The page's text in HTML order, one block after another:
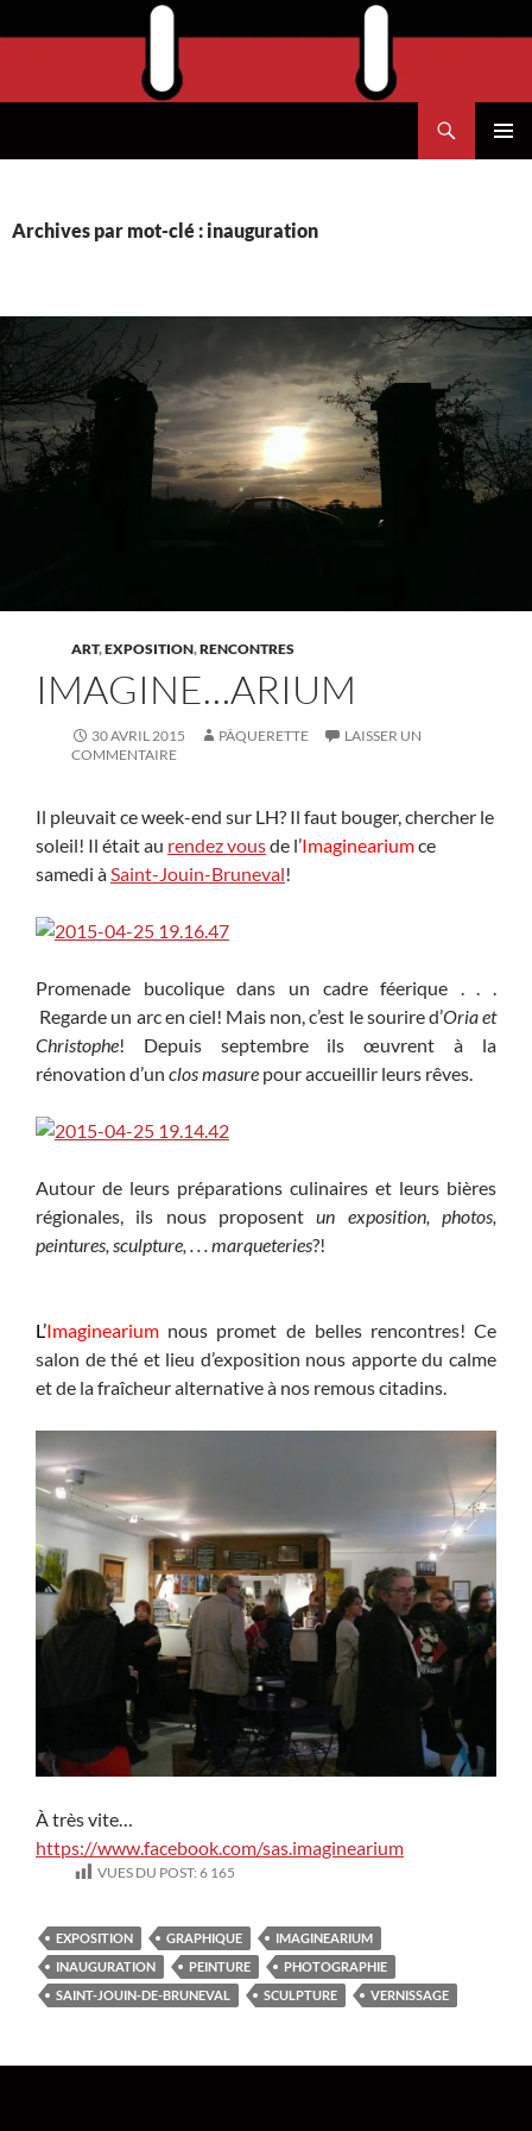
au
Archives par mot-clé : inauguration
ART,EXPOSITION,RENCONTRES
IMAGINE…ARIUM
30 AVRIL 2015 PÂQUERETTE
LAISSER UN
COMMENTAIRE
Il pleuvait ce week-end sur LH? Il faut bouger, chercher le
soleil! Il était au rendez vousde l’Imagineariumce
samedi à Saint-Jouin-Bruneval!
Promenade bucolique dans un cadre féerique . . .
Regarde un arc en ciel! Mais non, c’est le sourire d’Oria et
Christophe! Depuis septembre ils œuvrent à la
rénovation d’un clos masure pour accueillir leurs rêves.
Autour de leurs préparations culinaires et leurs bières
régionales, ils nous proposentun exposition, photos,
peintures, sculpture, . . . marqueteries?!
L’Imaginearium nous promet de belles rencontres! Ce
salon de thé et lieu d’exposition nous apporte du calme
et de la fraîcheur alternative à nos remous citadins.
À très vite…
https://www.facebook.com/sas.imaginearium
VUES DU POST: 6 165
EXPOSITION GRAPHIQUE
IMAGINEARIUM
INAUGURATION
PEINTURE
PHOTOGRAPHIE
SAINT-JOUIN-DE-BRUNEVAL
SCULPTURE VERNISSAGE